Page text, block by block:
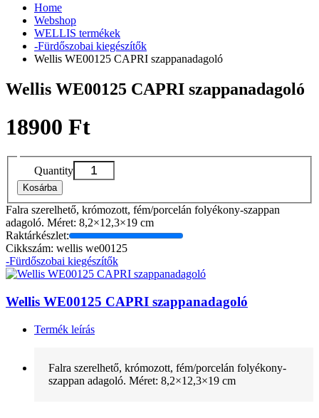
Home
Webshop
WELLIS termékek
-Fürdőszobai kiegészítők
Wellis WE00125 CAPRI szappanadagoló
Wellis WE00125 CAPRI szappanadagoló
18900 Ft
Quantity
Kosárba
Falra szerelhető, krómozott, fém/porcelán folyékony-szappan
adagoló. Méret: 8,2×12,3×19 cm
Raktárkészlet:
Cikkszám: wellis we00125
-Fürdőszobai kiegészítők
Wellis WE00125 CAPRI szappanadagoló
Termék leírás
Falra szerelhető, krómozott, fém/porcelán folyékony-
szappan adagoló. Méret: 8,2×12,3×19 cm